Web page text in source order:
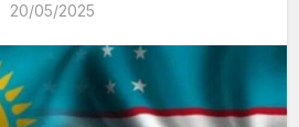
20/05/2025